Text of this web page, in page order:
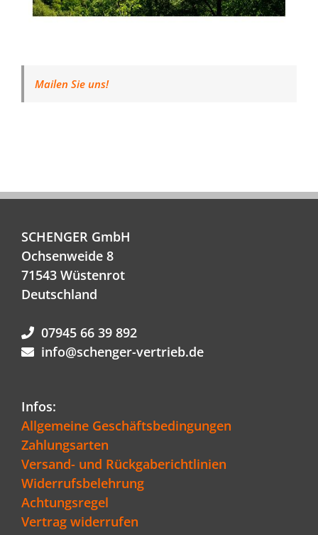
Mailen Sie uns!
SCHENGER GmbH
Ochsenweide 8
71543 Wüstenrot
Deutschland
07945 66 39 892
info@schenger-vertrieb.de
Infos:
Allgemeine Geschäftsbedingungen
Zahlungsarten
Versand- und Rückgaberichtlinien
Widerrufsbelehrung
Achtungsregel
Vertrag widerrufen